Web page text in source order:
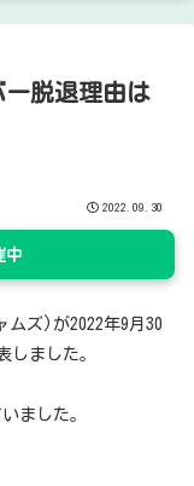
脱退理由は
2022.09.30
中
ズ)が2022年9月30
しました。
ました。